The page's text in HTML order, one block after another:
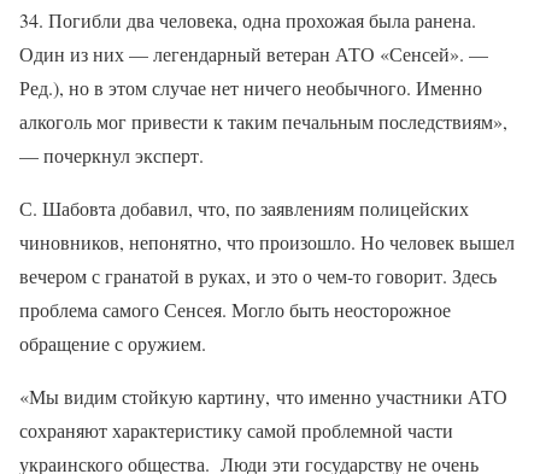
34. Погибли два человека, одна прохожая была ранена.
Один из них — легендарный ветеран АТО «Сенсей». —
Ред.), но в этом случае нет ничего необычного. Именно
алкоголь мог привести к таким печальным последствиям»,
— почеркнул эксперт.
С. Шабовта добавил, что, по заявлениям полицейских
чиновников, непонятно, что произошло. Но человек вышел
вечером с гранатой в руках, и это о чем-то говорит. Здесь
проблема самого Сенсея. Могло быть неосторожное
обращение с оружием.
«Мы видим стойкую картину, что именно участники АТО
сохраняют характеристику самой проблемной части
украинского общества. Люди эти государству не очень